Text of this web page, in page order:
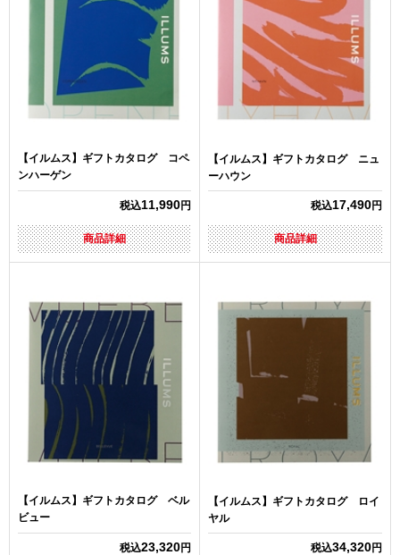
【イルムス】ギフトカタログ コペ
ンハーゲン
税込11,990円
商品詳細
【イルムス】ギフトカタログ ニュ
ーハウン
税込17,490円
商品詳細
【イルムス】ギフトカタログ ベル
ビュー
税込23,320円
【イルムス】ギフトカタログ ロイ
ヤル
税込34,320円